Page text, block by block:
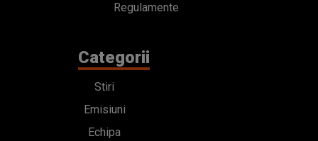
Regulamente
Categorii
Stiri
Emisiuni
Echipa